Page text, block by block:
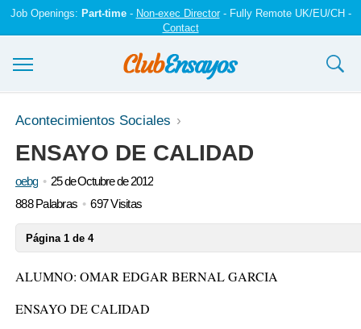
Job Openings: Part-time- Non-exec Director- Fully Remote UK/EU/CH -
Contact
Ensayos y trabajos
Registrarse
Iniciar sesión
Acontecimientos Sociales
ENSAYO DE CALIDAD
oebg
25 de Octubre de 2012
888 Palabras
697 Visitas
Página 1 de 4
ALUMNO: OMAR EDGAR BERNAL GARCIA
ENSAYO DE CALIDAD